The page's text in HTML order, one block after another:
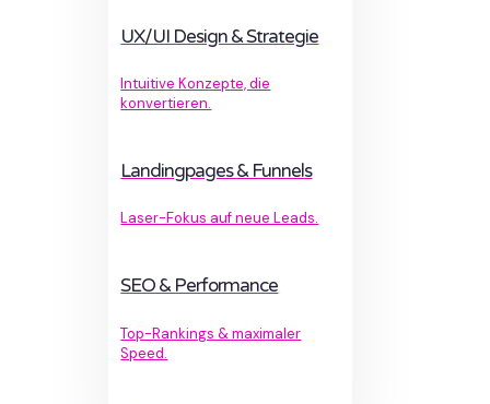
UX/UI Design & Strategie
Intuitive Konzepte, die
konvertieren.
Landingpages & Funnels
Laser-Fokus auf neue Leads.
SEO & Performance
Top-Rankings & maximaler
Speed.